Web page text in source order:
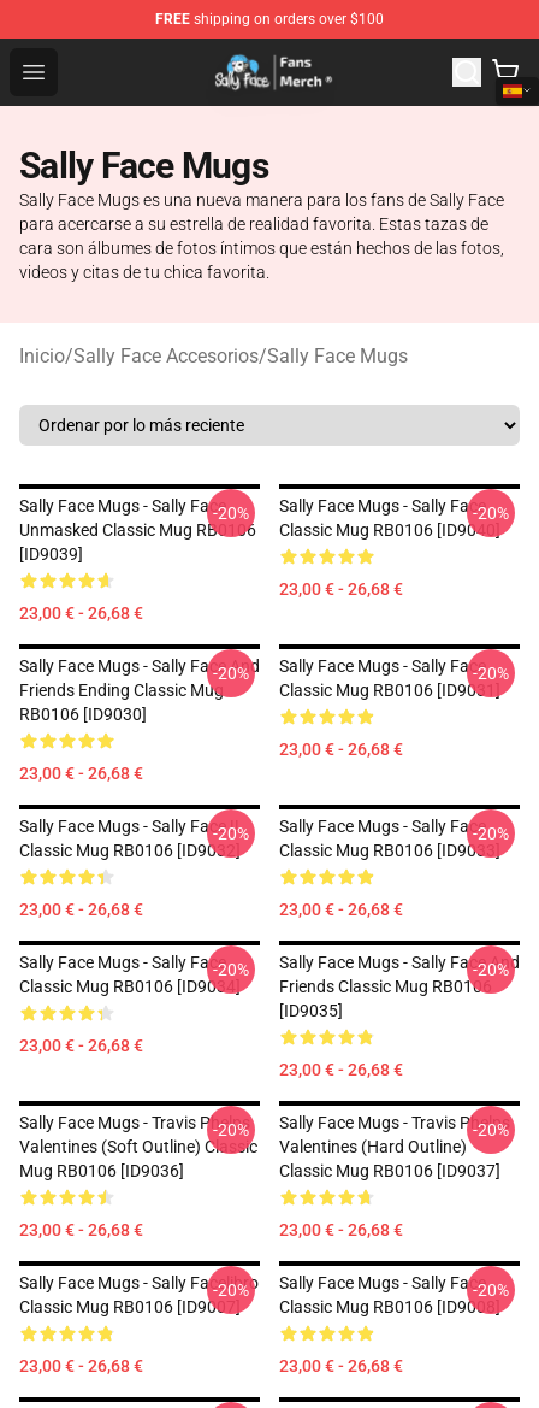
FREE shipping on orders over $100
Open menu
Sally Face Store - Official Sally Face Merchandise Shop
Sally Face Mugs
Sally Face Mugs es una nueva manera para los fans de Sally Face
para acercarse a su estrella de realidad favorita. Estas tazas de
cara son álbumes de fotos íntimos que están hechos de las fotos,
videos y citas de tu chica favorita.
Inicio/Sally Face Accesorios/Sally Face Mugs
Sally Face Mugs - Sally Face
Unmasked Classic Mug RB0106
[ID9039]
23,00 € - 26,68 €
-20%
Sally Face Mugs - Sally Face
Classic Mug RB0106 [ID9040]
23,00 € - 26,68 €
-20%
Sally Face Mugs - Sally Face And
Friends Ending Classic Mug
RB0106 [ID9030]
23,00 € - 26,68 €
-20%
Sally Face Mugs - Sally Face.
Classic Mug RB0106 [ID9031]
23,00 € - 26,68 €
-20%
Sally Face Mugs - Sally Face !!
Classic Mug RB0106 [ID9032]
23,00 € - 26,68 €
-20%
Sally Face Mugs - Sally Face
Classic Mug RB0106 [ID9033]
23,00 € - 26,68 €
-20%
Sally Face Mugs - Sally Face
Classic Mug RB0106 [ID9034]
23,00 € - 26,68 €
-20%
Sally Face Mugs - Sally Face And
Friends Classic Mug RB0106
[ID9035]
23,00 € - 26,68 €
-20%
Sally Face Mugs - Travis Phelps
Valentines (Soft Outline) Classic
Mug RB0106 [ID9036]
23,00 € - 26,68 €
-20%
Sally Face Mugs - Travis Phelps
Valentines (Hard Outline)
Classic Mug RB0106 [ID9037]
23,00 € - 26,68 €
-20%
Sally Face Mugs - Sally Facelibro
Classic Mug RB0106 [ID9007]
23,00 € - 26,68 €
-20%
Sally Face Mugs - Sally Face
Classic Mug RB0106 [ID9008]
23,00 € - 26,68 €
-20%